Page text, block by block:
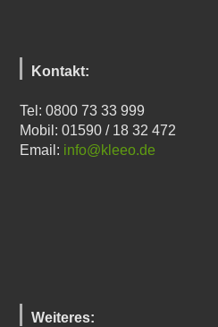
Kontakt:
Tel: 0800 73 33 999
Mobil: 01590 / 18 32 472
Email: info@kleeo.de
Weiteres: